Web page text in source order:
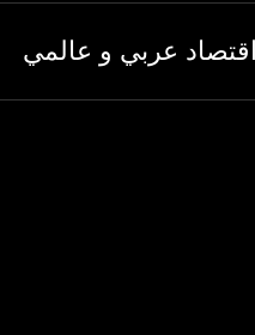
اقتصاد عربي و عالمي